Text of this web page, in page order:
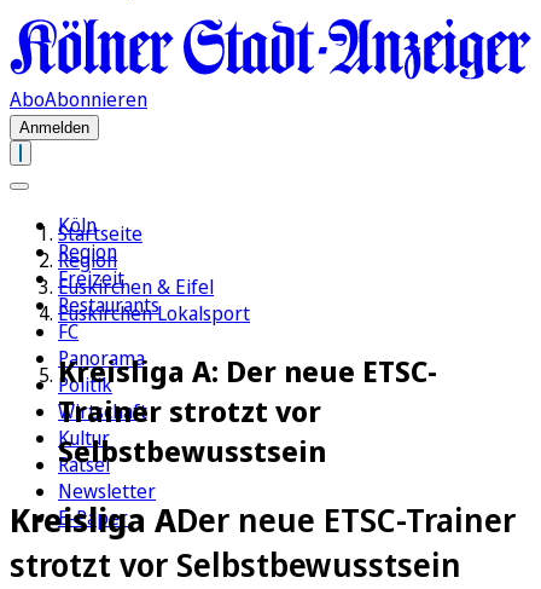
AboAbonnieren
Anmelden
Köln
Region
Freizeit
Restaurants
FC
Panorama
Politik
Wirtschaft
Kultur
Rätsel
Newsletter
E-Paper
Startseite
Region
Euskirchen & Eifel
Euskirchen Lokalsport
Kreisliga A: Der neue ETSC-
Trainer strotzt vor
Selbstbewusstsein
Kreisliga ADer neue ETSC-Trainer
strotzt vor Selbstbewusstsein